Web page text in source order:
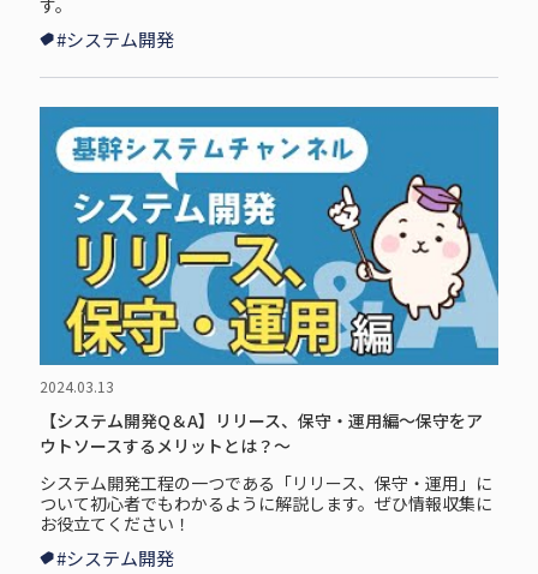
#システム開発
2024.03.13
【システム開発Q＆A】リリース、保守・運用編～保守をア
ウトソースするメリットとは？～
システム開発工程の一つである「リリース、保守・運用」に
ついて初心者でもわかるように解説します。ぜひ情報収集に
お役立てください！
#システム開発